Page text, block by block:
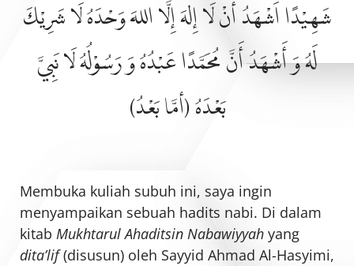
شَهِيْدًا اَشْهَدُ أَنْ لَا إِلهَ إِلَّا اللهَ وَحْدَهُ لَا شَرِيْكَ
لَهُ وَ أَشْهَدُ أَنَّ مُحَمَّدًا عَبْدُهُ وَ رَسُوْلُهُ لَا نَبِيَّ
بَعْدَهُ (أمَّا بَعْدُ)
Membuka kuliah subuh ini, saya ingin
menyampaikan sebuah hadits nabi. Di dalam
kitab Mukhtarul Ahaditsin Nabawiyyah yang
dita’lif(disusun) oleh Sayyid Ahmad Al-Hasyimi,